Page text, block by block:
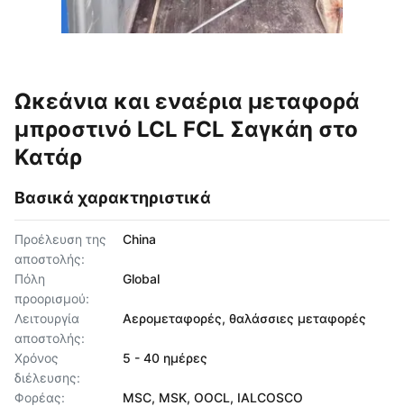
Ωκεάνια και εναέρια μεταφορά
μπροστινό LCL FCL Σαγκάη στο
Κατάρ
Βασικά χαρακτηριστικά
Προέλευση της
αποστολής:
China
Πόλη
προορισμού:
Global
Λειτουργία
αποστολής:
Αερομεταφορές, θαλάσσιες μεταφορές
Χρόνος
διέλευσης:
5 - 40 ημέρες
Φορέας:
MSC, MSK, OOCL, IALCOSCO